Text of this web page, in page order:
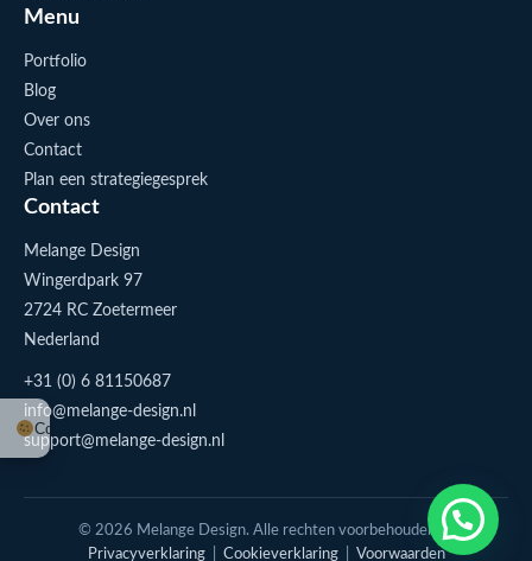
Cookie-instellingen
Stuur me een appje
Menu
Portfolio
Blog
Over ons
Contact
Plan een strategiegesprek
Contact
Melange Design
Wingerdpark 97
2724 RC Zoetermeer
Nederland
+31 (0) 6 81150687
info@melange-design.nl
support@melange-design.nl
© 2026 Melange Design. Alle rechten voorbehouden. |
Privacyverklaring| Cookieverklaring| Voorwaarden